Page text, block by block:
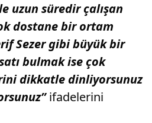
uzun süredir çalışan
dostane bir ortam
Sezer gibi büyük bir
bulmak ise çok
dikkatle dinliyorsunuz
ifadelerini